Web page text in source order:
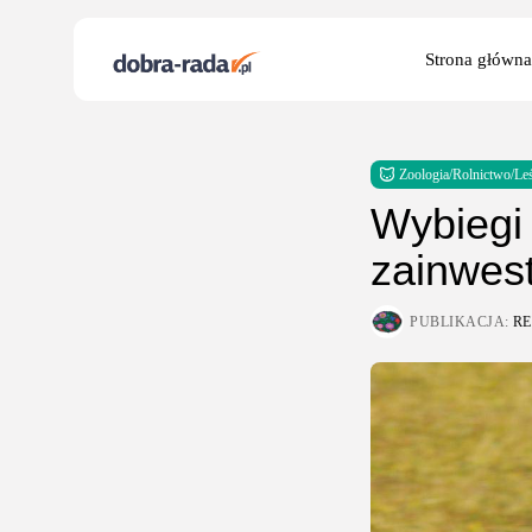
Strona główna
for:
Zoologia/Rolnictwo/
PUBLIKACJA: